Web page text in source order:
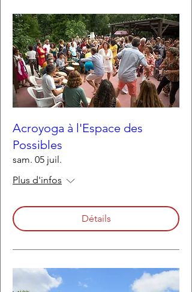
Acroyoga à l'Espace des
Possibles
sam. 05 juil.
Plus d'infos
Détails